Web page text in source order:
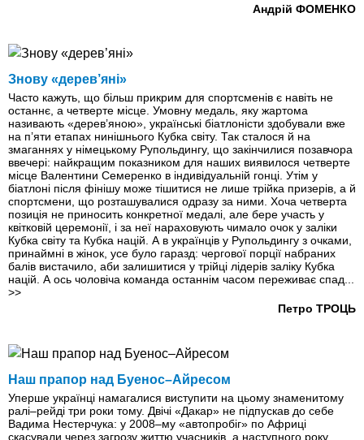
Андрій ФОМЕНКО
Знову «дерев’яні»
Часто кажуть, що більш прикрим для спортсменів є навіть не
останнє, а четверте місце. Умовну медаль, яку жартома
називають «дерев’яною», українські біатлоністи здобували вже
на п’яти етапах нинішнього Кубка світу. Так сталося й на
змаганнях у німецькому Рупольдингу, що закінчилися позавчора
ввечері: найкращим показником для наших виявилося четверте
місце Валентини Семеренко в індивідуальній гонці. Утім у
біатлоні після фінішу може тішитися не лише трійка призерів, а й
спортсмени, що розташувалися одразу за ними. Хоча четверта
позиція не приносить конкретної медалі, але бере участь у
квітковій церемонії, і за неї нараховують чимало очок у заліки
Кубка світу та Кубка націй. А в українців у Рупольдингу з очками,
принаймні в жінок, усе було гаразд: чергової порції набраних
балів вистачило, аби залишитися у трійці лідерів заліку Кубка
націй. А ось чоловіча команда останнім часом переживає спад...
>>
Петро ТРОЦЬ
Наш прапор над Буенос–Айресом
Уперше українці намагалися виступити на цьому знаменитому
ралі–рейді три роки тому. Двічі «Дакар» не підпускав до себе
Вадима Нестерчука: у 2008–му «автопробіг» по Африці
скасували через загрозу життю учасників, а наступного року